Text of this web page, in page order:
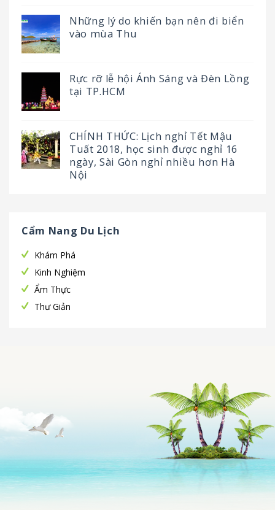
Những lý do khiến bạn nên đi biển
vào mùa Thu
Rực rỡ lễ hội Ánh Sáng và Đèn Lồng
tại TP.HCM
CHÍNH THỨC: Lịch nghỉ Tết Mậu
Tuất 2018, học sinh được nghỉ 16
ngày, Sài Gòn nghỉ nhiều hơn Hà
Nội
Cẩm Nang Du Lịch
Khám Phá
Kinh Nghiệm
Ẩm Thực
Thư Giản